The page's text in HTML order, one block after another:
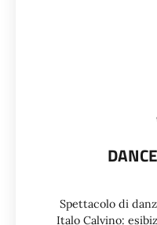
Spettacolo di
Italo Calvino: